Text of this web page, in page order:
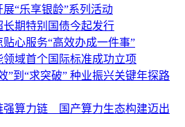
展“乐享银龄”系列活动
长期特别国债今起发行
贴心服务“高效办成一件事”
领域首个国际标准成功立项
”到“求突破” 种业振兴关键年探路
强算力链 国产算力生态构建迈出